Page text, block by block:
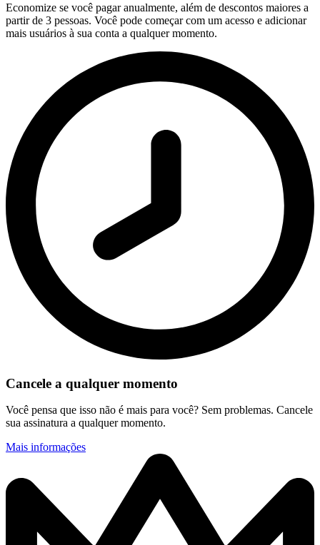
Economize se você pagar anualmente, além de descontos maiores a
partir de 3 pessoas. Você pode começar com um acesso e adicionar
mais usuários à sua conta a qualquer momento.
Cancele a qualquer momento
Você pensa que isso não é mais para você? Sem problemas. Cancele
sua assinatura a qualquer momento.
Mais informações